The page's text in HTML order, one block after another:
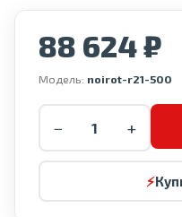
88 624 ₽
Модель: noirot-r21-500
− +
⚡